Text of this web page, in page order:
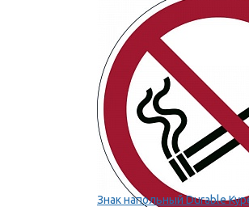
Мы рекомендуем
Знак напольный Durable